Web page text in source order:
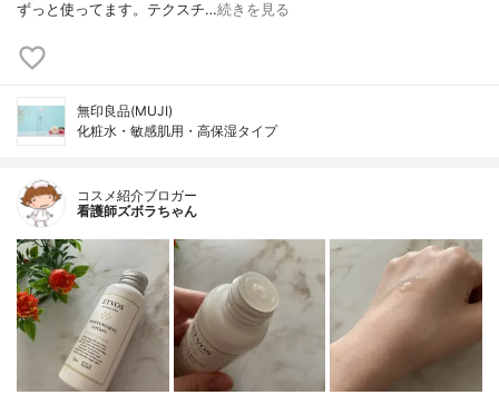
ずっと使ってます。テクスチ…続きを見る
無印良品(MUJI)
化粧水・敏感肌用・高保湿タイプ
コスメ紹介ブロガー
看護師ズボラちゃん